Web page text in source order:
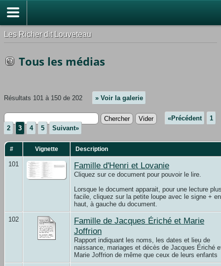
Les Richer dit Louveteau
Tous les médias
Résultats 101 à 150 de 202 » Voir la galerie
«Précédent
1
2
3 4 5 Suivant»
# Vignette Description
101 Famille d'Henri et Lovanie
Cliquez sur ce document pour pouvoir le lire.
Lorsque le document apparait, pour une lecture
facile, cliquez sur la petite loupe avec le signe + en
haut, à gauche du document.
102
Famille de Jacques Ériché et Marie
Joffrion
Rapport indiquant les noms, les dates et lieu de
naissance, mariages et décès de Jacques Ériché
Marie Joffrion de même que ceux de leurs enfants